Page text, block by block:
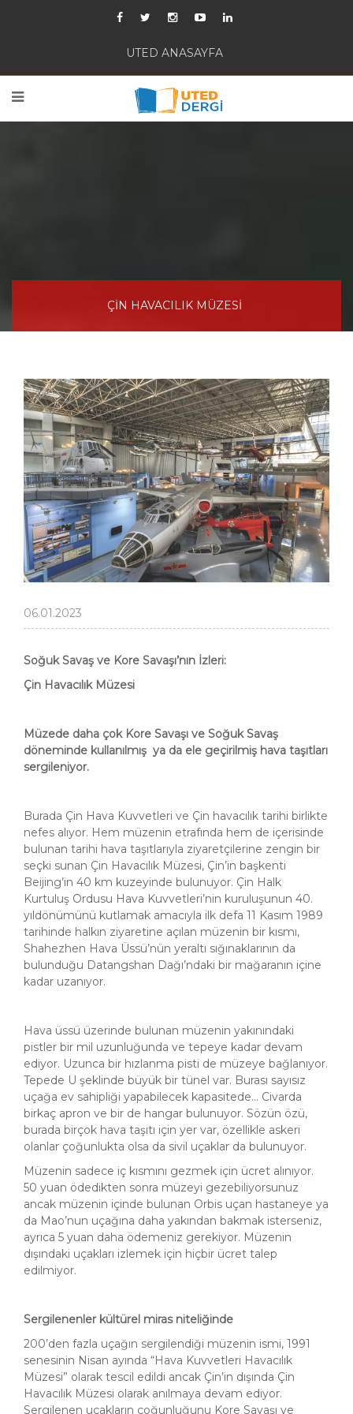
UTED ANASAYFA
ÇİN HAVACILIK MÜZESİ
06.01.2023
Soğuk Savaş ve Kore Savaşı’nın İzleri:
Çin Havacılık Müzesi
Müzede daha çok Kore Savaşı ve Soğuk Savaş
döneminde kullanılmış ya da ele geçirilmiş hava taşıtları
sergileniyor.
Burada Çin Hava Kuvvetleri ve Çin havacılık tarihi birlikte
nefes alıyor. Hem müzenin etrafında hem de içerisinde
bulunan tarihi hava taşıtlarıyla ziyaretçilerine zengin bir
seçki sunan Çin Havacılık Müzesi, Çin’in başkenti
Beijing’in 40 km kuzeyinde bulunuyor. Çin Halk
Kurtuluş Ordusu Hava Kuvvetleri’nin kuruluşunun 40.
yıldönümünü kutlamak amacıyla ilk defa 11 Kasım 1989
tarihinde halkın ziyaretine açılan müzenin bir kısmı,
Shahezhen Hava Üssü’nün yeraltı sığınaklarının da
bulunduğu Datangshan Dağı’ndaki bir mağaranın içine
kadar uzanıyor.
Hava üssü üzerinde bulunan müzenin yakınındaki
pistler bir mil uzunluğunda ve tepeye kadar devam
ediyor. Uzunca bir hızlanma pisti de müzeye bağlanıyor.
Tepede U şeklinde büyük bir tünel var. Burası sayısız
uçağa ev sahipliği yapabilecek kapasitede... Civarda
birkaç apron ve bir de hangar bulunuyor. Sözün özü,
burada birçok hava taşıtı için yer var, özellikle askeri
olanlar çoğunlukta olsa da sivil uçaklar da bulunuyor.
Müzenin sadece iç kısmını gezmek için ücret alınıyor.
50 yuan ödedikten sonra müzeyi gezebiliyorsunuz
ancak müzenin içinde bulunan Orbis uçan hastaneye ya
da Mao’nun uçağına daha yakından bakmak isterseniz,
ayrıca 5 yuan daha ödemeniz gerekiyor. Müzenin
dışındaki uçakları izlemek için hiçbir ücret talep
edilmiyor.
Sergilenenler kültürel miras niteliğinde
200’den fazla uçağın sergilendiği müzenin ismi, 1991
senesinin Nisan ayında “Hava Kuvvetleri Havacılık
Müzesi” olarak tescil edildi ancak Çin’in dışında Çin
Havacılık Müzesi olarak anılmaya devam ediyor.
Sergilenen uçakların çoğunluğunu Kore Savaşı ve